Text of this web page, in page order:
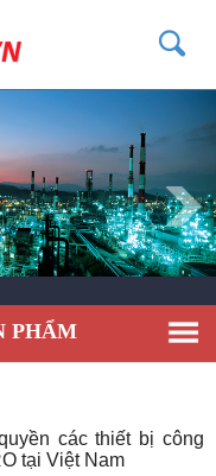
PHẨM
các thiết bị công
tại Việt Nam